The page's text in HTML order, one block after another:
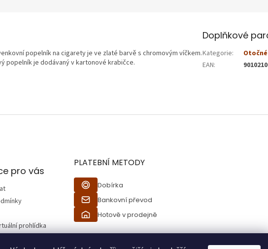
popelník na cigarety je ve zlaté barvě s chromovým víčkem.
popelník je dodávaný v kartonové krabičce.
Doplňkové
Kategorie:
EAN:
pro vás
prohlídka
PLATEBNÍ METODY
Dobírka
Bankovní převod
Hotově v prodejně